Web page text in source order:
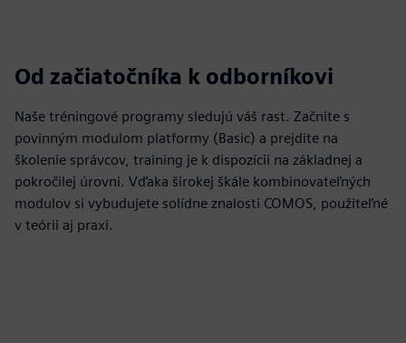
Od začiatočníka k odborníkovi
Naše tréningové programy sledujú váš rast. Začnite s
povinným modulom platformy (Basic) a prejdite na
školenie správcov, training je k dispozícii na základnej a
pokročilej úrovni. Vďaka širokej škále kombinovateľných
modulov si vybudujete solídne znalosti COMOS, použiteľné
v teórii aj praxi.